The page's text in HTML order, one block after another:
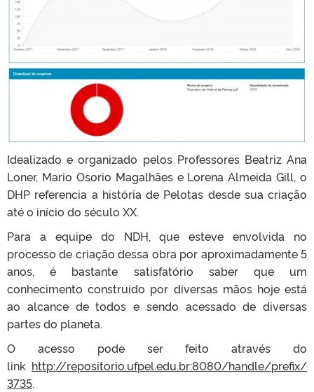
Idealizado e organizado pelos Professores Beatriz Ana
Loner, Mario Osorio Magalhães e Lorena Almeida Gill, o
DHP referencia a história de Pelotas desde sua criação
até o início do século XX.
Para a equipe do NDH, que esteve envolvida no
processo de criação dessa obra por aproximadamente 5
anos, é bastante satisfatório saber que um
conhecimento construído por diversas mãos hoje está
ao alcance de todos e sendo acessado de diversas
partes do planeta.
O acesso pode ser feito através do
link http://repositorio.ufpel.edu.br:8080/handle/prefix/
3735.